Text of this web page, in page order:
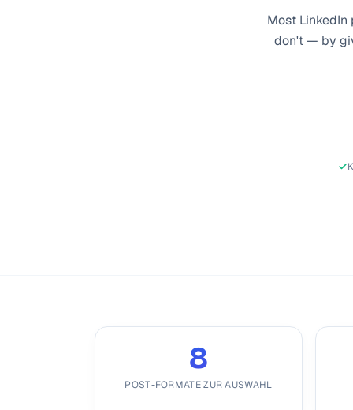
Most
don't — by
8
POST-FORMATE ZUR AUSWAHL